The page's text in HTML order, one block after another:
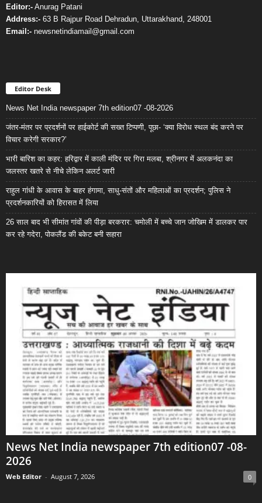
Editor:- Anurag Patani
Address:- 63 B Rajpur Road Dehradun, Uttarakhand, 248001
Email:- newsnetindiamail@gmail.com
Editor Desk
News Net India newspaper 7th edition07 -08-2026
जंतर-मंतर पर प्रदर्शनों पर हाईकोर्ट की सख्त टिप्पणी, पूछा- ‘क्या विरोध स्थल बंद करने पर
विचार करेगी सरकार?’
भारी बारिश का कहर: हरिद्वार में काली मंदिर पर गिरा मलबा, श्रीनगर में अलकनंदा का
जलस्तर खतरे से नीचे लेकिन अलर्ट जारी
राहुल गांधी के आवास के बाहर हंगामा, साधु-संतों और महिलाओं का प्रदर्शन; पुलिस ने
प्रदर्शनकारियों को हिरासत में लिया
26 साल बाद भी सीमांत गांवों की पीड़ा बरकरार: चमोली में बच्चे जान जोखिम में डालकर पार
कर रहे गदेरा, पोकलैंड की बकेट बनी सहारा
News Net India newspaper 7th edition07 -08-
2026
Web Editor - August 7, 2026 0